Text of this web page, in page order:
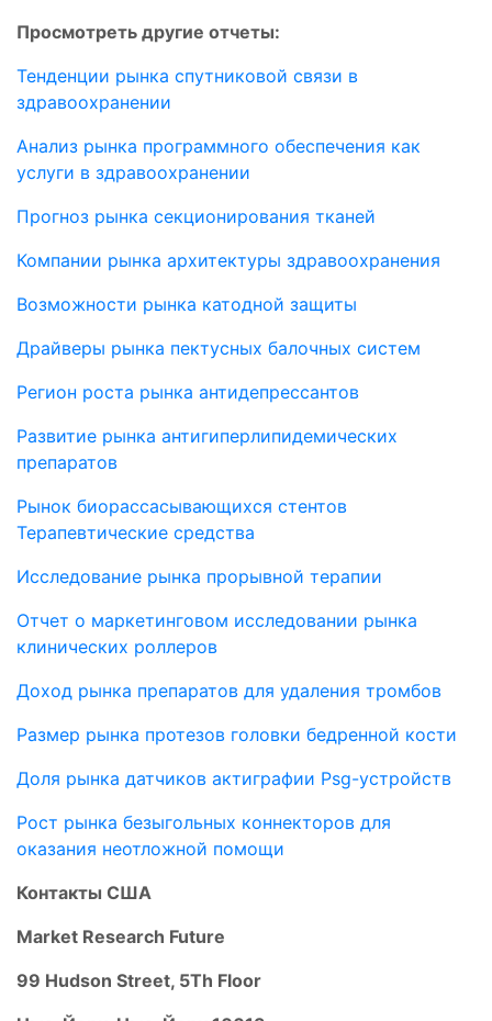
Просмотреть другие отчеты:
Тенденции рынка спутниковой связи в
здравоохранении
Анализ рынка программного обеспечения как
услуги в здравоохранении
Прогноз рынка секционирования тканей
Компании рынка архитектуры здравоохранения
Возможности рынка катодной защиты
Драйверы рынка пектусных балочных систем
Регион роста рынка антидепрессантов
Развитие рынка антигиперлипидемических
препаратов
Рынок биорассасывающихся стентов
Терапевтические средства
Исследование рынка прорывной терапии
Отчет о маркетинговом исследовании рынка
клинических роллеров
Доход рынка препаратов для удаления тромбов
Размер рынка протезов головки бедренной кости
Доля рынка датчиков актиграфии Psg-устройств
Рост рынка безыгольных коннекторов для
оказания неотложной помощи
Контакты США
Market Research Future
99 Hudson Street, 5Th Floor